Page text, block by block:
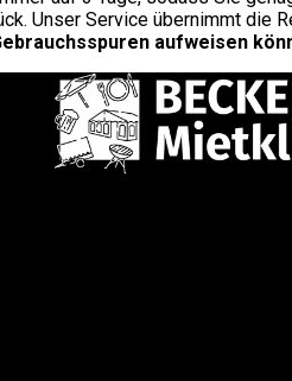
Unser Service übernimmt die
aufweisen